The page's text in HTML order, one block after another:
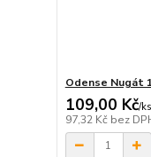
Odense Nugát
109,00 Kč/ks
97,32 Kč bez